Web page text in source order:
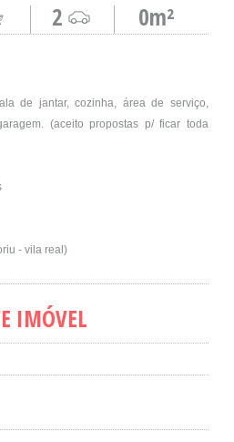
0m²
2
de jantar, cozinha, área de serviço,
(aceito propostas p/ ficar toda
- vila real)
IMÓVEL